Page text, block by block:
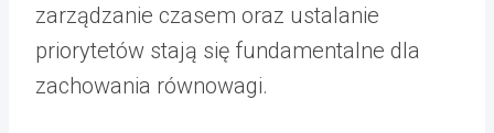
zarządzanie czasem oraz ustalanie
priorytetów stają się fundamentalne dla
zachowania równowagi.